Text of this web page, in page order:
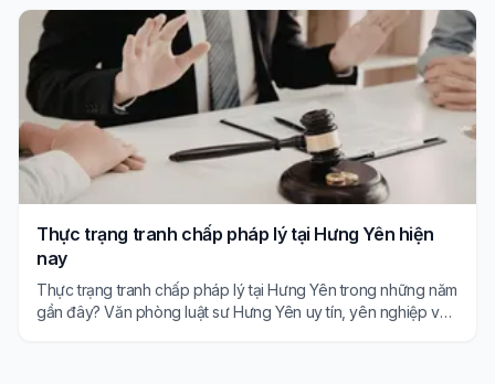
Thực trạng tranh chấp pháp lý tại Hưng Yên hiện
nay
Thực trạng tranh chấp pháp lý tại Hưng Yên trong những năm
gần đây? Văn phòng luật sư Hưng Yên uy tín, yên nghiệp và